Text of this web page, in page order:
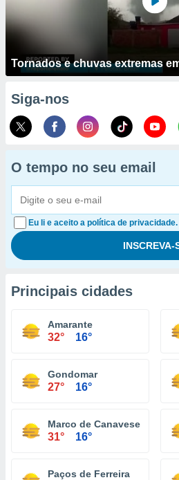
Tornados e chuvas extremas
Siga-nos
O tempo no seu email
Eu li e aceito a política de privacidade.
Principais cidades
Amarante
32° 16°
Gondomar
27° 16°
Marco de Canaveses
31° 16°
Paços de Ferreira